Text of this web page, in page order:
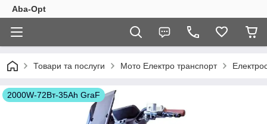
Aba-Opt
Товари та послуги Мото Електро транспорт
2000W-72Вт-35Ah GraF